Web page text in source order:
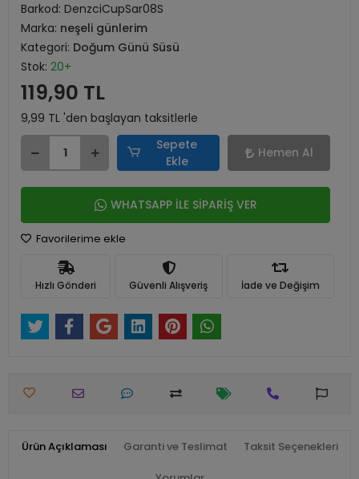
Barkod: DenzciCupSar08S
Marka: neşeli günlerim
Kategori: Doğum Günü Süsü
Stok: 20+
119,90 TL
9,99 TL 'den başlayan taksitlerle
Sepete
Ekle
Hemen Al
WHATSAPP İLE SİPARİŞ VER
Favorilerime ekle
Hızlı Gönderi Güvenli Alışveriş İade ve Değişim
Ürün Açıklaması Garanti ve Teslimat Taksit Seçenekleri